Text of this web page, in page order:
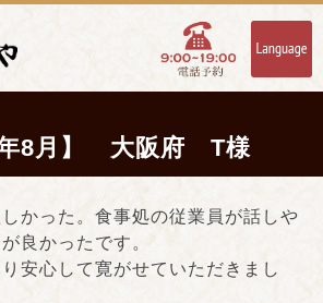
年8月】 大阪府 T様
かった。食事処の従業員が話しや
良かったです。
安心して寛がせていただきまし